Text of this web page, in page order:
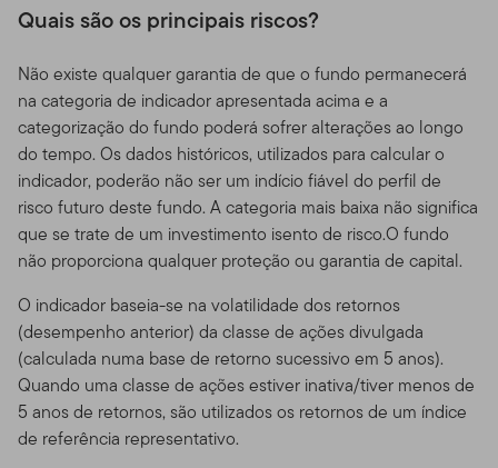
Quais são os principais riscos?
Não existe qualquer garantia de que o fundo permanecerá
na categoria de indicador apresentada acima e a
categorização do fundo poderá sofrer alterações ao longo
do tempo. Os dados históricos, utilizados para calcular o
indicador, poderão não ser um indício fiável do perfil de
risco futuro deste fundo. A categoria mais baixa não significa
que se trate de um investimento isento de risco.O fundo
não proporciona qualquer proteção ou garantia de capital.
O indicador baseia-se na volatilidade dos retornos
(desempenho anterior) da classe de ações divulgada
(calculada numa base de retorno sucessivo em 5 anos).
Quando uma classe de ações estiver inativa/tiver menos de
5 anos de retornos, são utilizados os retornos de um índice
de referência representativo.